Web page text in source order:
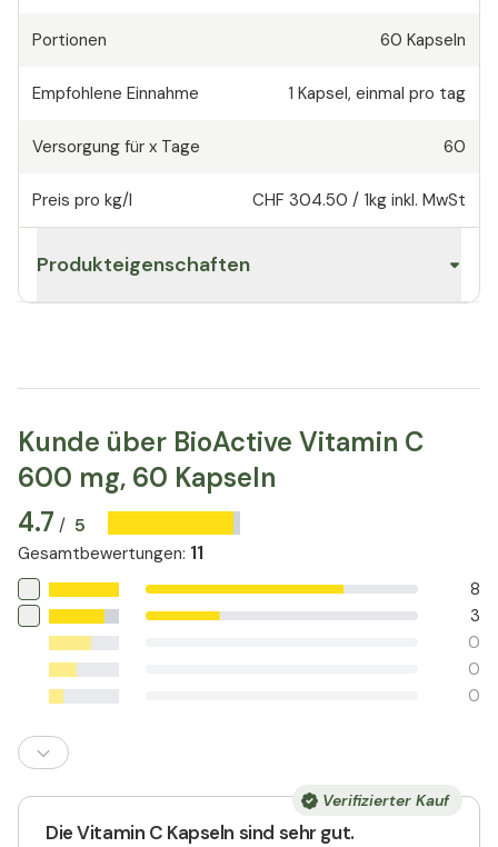
Portionen 60 Kapseln
Empfohlene Einnahme 1 Kapsel, einmal pro tag
Versorgung für x Tage 60
Preis pro kg/l CHF 304.50 / 1kg inkl. MwSt
Produkteigenschaften
Kunde über BioActive Vitamin C
600 mg, 60 Kapseln
4.7 / 5
Gesamtbewertungen: 11
8
3
0
0
0
Verifizierter Kauf
Die Vitamin C Kapseln sind sehr gut.